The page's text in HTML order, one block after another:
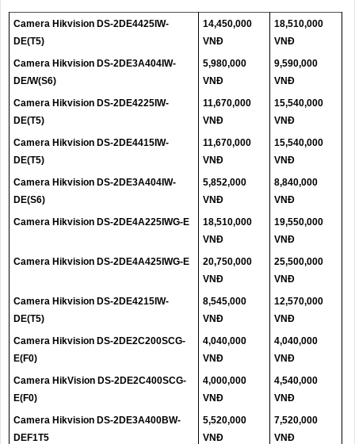
Camera Hikvision DS-2DE4425IW-
DE(T5)
14,450,000
VNĐ
18,510,000
VNĐ
Camera Hikvision DS-2DE3A404IW-
DE/W(S6)
5,980,000
VNĐ
9,590,000
VNĐ
Camera Hikvision DS-2DE4225IW-
DE(T5)
11,670,000
VNĐ
15,540,000
VNĐ
Camera Hikvision DS-2DE4415IW-
DE(T5)
11,670,000
VNĐ
15,540,000
VNĐ
Camera Hikvision DS-2DE3A404IW-
DE(S6)
5,852,000
VNĐ
8,840,000
VNĐ
Camera Hikvision DS-2DE4A225IWG-E
18,510,000
VNĐ
19,550,000
VNĐ
Camera Hikvision DS-2DE4A425IWG-E
20,750,000
VNĐ
25,500,000
VNĐ
Camera Hikvision DS-2DE4215IW-
DE(T5)
8,545,000
VNĐ
12,570,000
VNĐ
Camera Hikvision DS-2DE2C200SCG-
E(F0)
4,040,000
VNĐ
4,040,000
VNĐ
Camera HikVision DS-2DE2C400SCG-
E(F0)
4,000,000
VNĐ
4,540,000
VNĐ
Camera Hikvision DS-2DE3A400BW-
DEF1T5
5,520,000
VNĐ
7,520,000
VNĐ